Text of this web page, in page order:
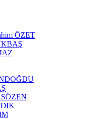
ÖZET
SÖZEN